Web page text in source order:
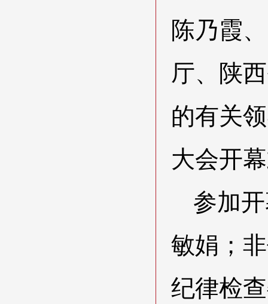
陈乃霞
厅、陕
的有关
大会开
参加
敏娟；
纪律检